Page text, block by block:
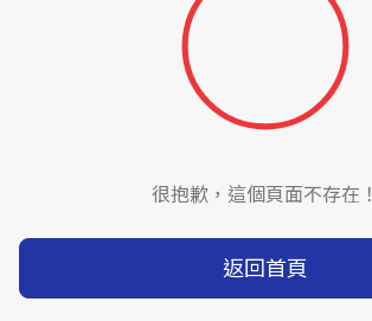
很抱歉，這個頁面不存在！
返回首頁